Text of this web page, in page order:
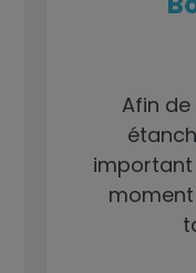
Afin
important